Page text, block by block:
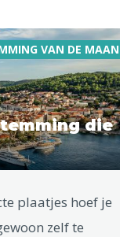
VAN DE
die
plaatjes hoef je
zelf te